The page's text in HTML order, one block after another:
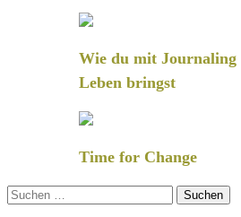
Wie du mit Journaling
Leben bringst
Time for Change
Suchen
nach: